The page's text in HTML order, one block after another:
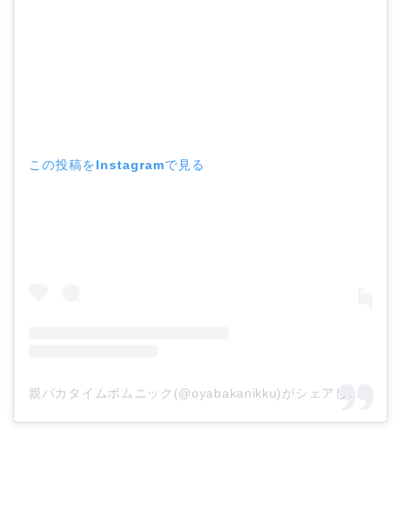
この投稿をInstagramで見る
親バカタイムボムニック(@oyabakanikku)がシェアした投稿